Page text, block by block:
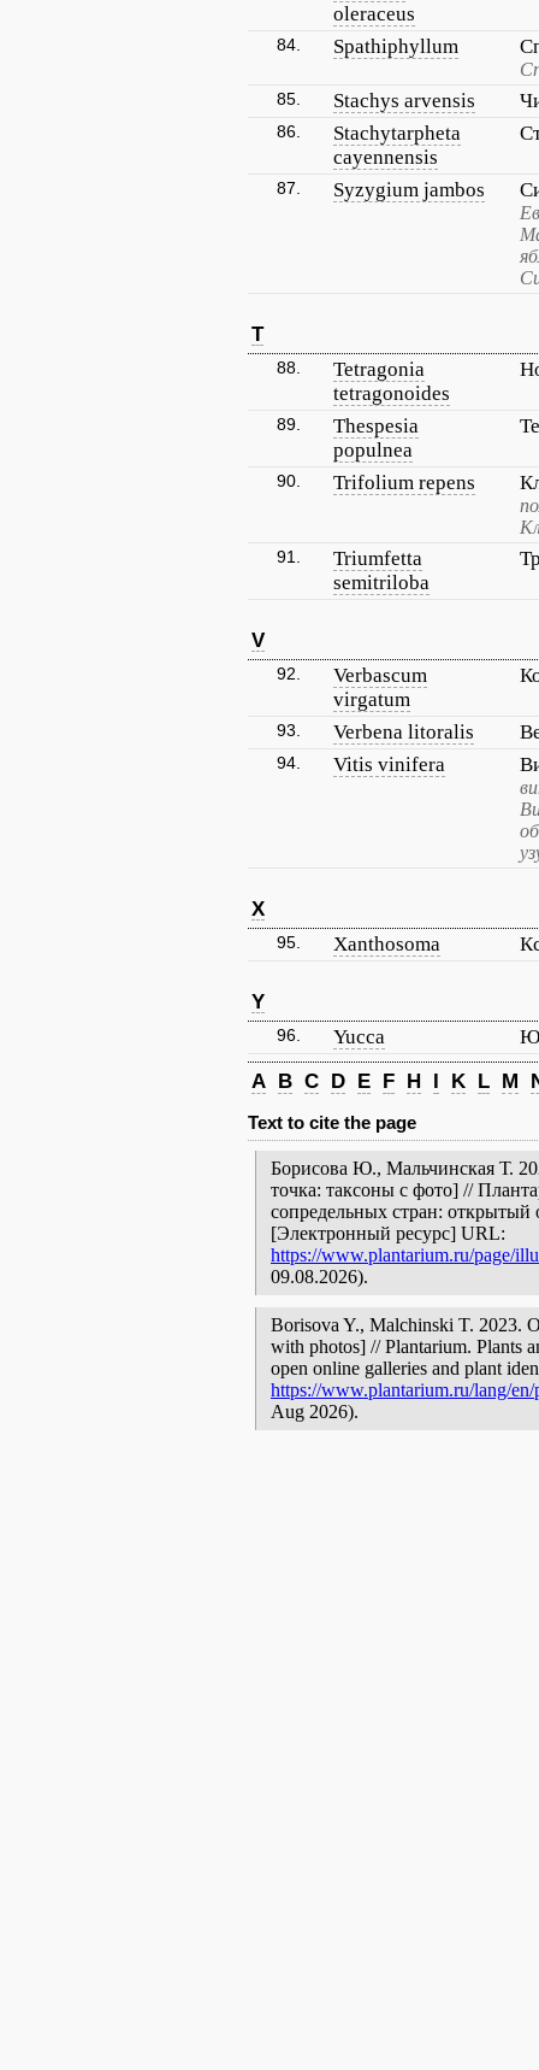
oleraceus
84. Spathiphyllum
85. Stachys arvensis
86.
Stachytarpheta
cayennensis
87. Syzygium jambos
T
88.
Tetragonia
tetragonoides
89.
Thespesia
populnea
90. Trifolium repens
91.
Triumfetta
semitriloba
V
92.
Verbascum
virgatum
93. Verbena litoralis
94. Vitis vinifera
X
95. Xanthosoma
Y
96. Yucca
A B C D E F H I K L M
Text to cite the page
Борисова Ю., Мальчинская Т.
точка: таксоны с фото] //
сопредельных стран: открытый
[Электронный ресурс] URL:
https://www.plantarium.ru/page/
09.08.2026).
Borisova Y., Malchinski T. 2023.
with photos] // Plantarium. Plants
open online galleries and plant
https://www.plantarium.ru/lang/
Aug 2026).